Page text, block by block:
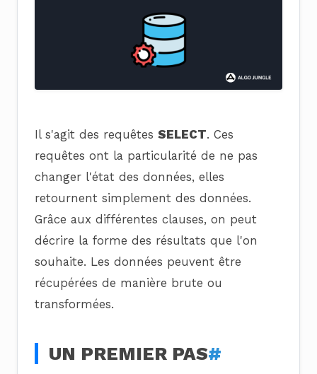
Il s'agit des requêtes SELECT. Ces
requêtes ont la particularité de ne pas
changer l'état des données, elles
retournent simplement des données.
Grâce aux différentes clauses, on peut
décrire la forme des résultats que l'on
souhaite. Les données peuvent être
récupérées de manière brute ou
transformées.
UN PREMIER PAS#